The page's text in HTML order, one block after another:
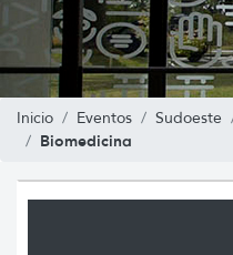
Inicio Eventos Sudoeste
Biomedicina